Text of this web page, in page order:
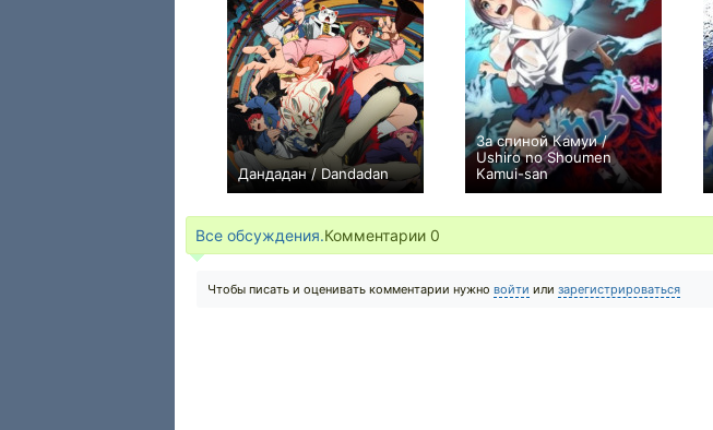
Дандадан / Dandadan
+2199 25 7300
За спиной Камуи /
Ushiro no Shoumen
Kamui-san
+17 5 244
Все обсуждения.Комментарии 0
Чтобы писать и оценивать комментарии нужно войти или зарегистрироваться